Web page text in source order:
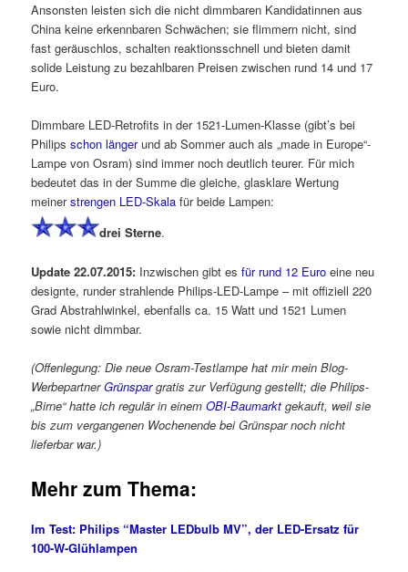
Ansonsten leisten sich die nicht dimmbaren Kandidatinnen aus
China keine erkennbaren Schwächen; sie flimmern nicht, sind
fast geräuschlos, schalten reaktionsschnell und bieten damit
solide Leistung zu bezahlbaren Preisen zwischen rund 14 und 17
Euro.
Dimmbare LED-Retrofits in der 1521-Lumen-Klasse (gibt’s bei
Philipsschon längerund ab Sommer auch als „made in Europe“-
Lampe von Osram) sind immer noch deutlich teurer. Für mich
bedeutet das in der Summe die gleiche, glasklare Wertung
meinerstrengen LED-Skala für beide Lampen:
drei Sterne.
Update 22.07.2015: Inzwischen gibt esfür rund 12 Euro eine neu
designte, runder strahlende Philips-LED-Lampe – mit offiziell 220
Grad Abstrahlwinkel, ebenfalls ca. 15 Watt und 1521 Lumen
sowie nicht dimmbar.
(Offenlegung: Die neue Osram-Testlampe hat mir mein Blog-
WerbepartnerGrünspargratis zur Verfügung gestellt; die Philips-
„Birne“ hatte ich regulär in einemOBI-Baumarkt gekauft, weil sie
bis zum vergangenen Wochenende bei Grünspar noch nicht
lieferbar war.)
Mehr zum Thema:
Im Test: Philips “Master LEDbulb MV”, der LED-Ersatz für
100-W-Glühlampen